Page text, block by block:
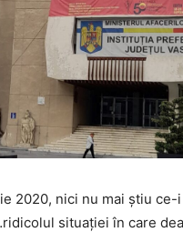
2020, nici nu mai știu ce-
situației în care